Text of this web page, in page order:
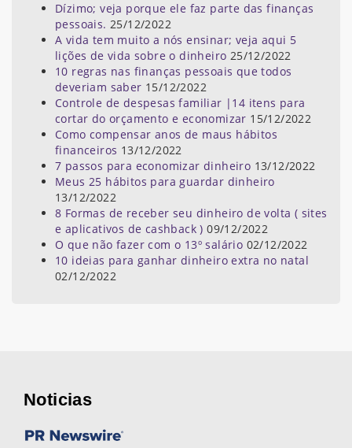
Dízimo; veja porque ele faz parte das finanças
pessoais. 25/12/2022
A vida tem muito a nós ensinar; veja aqui 5
lições de vida sobre o dinheiro 25/12/2022
10 regras nas finanças pessoais que todos
deveriam saber 15/12/2022
Controle de despesas familiar |14 itens para
cortar do orçamento e economizar 15/12/2022
Como compensar anos de maus hábitos
financeiros 13/12/2022
7 passos para economizar dinheiro 13/12/2022
Meus 25 hábitos para guardar dinheiro
13/12/2022
8 Formas de receber seu dinheiro de volta ( sites
e aplicativos de cashback ) 09/12/2022
O que não fazer com o 13º salário 02/12/2022
10 ideias para ganhar dinheiro extra no natal
02/12/2022
Noticias